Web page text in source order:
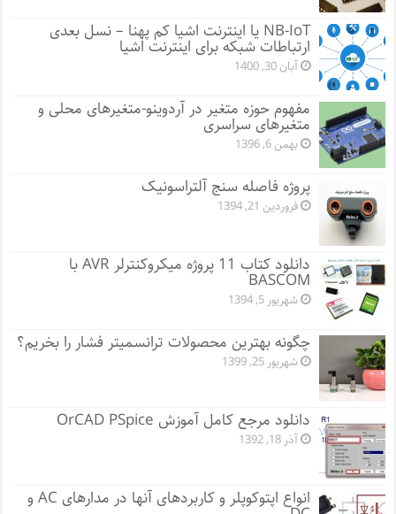
NB-IoT یا اینترنت اشیا کم پهنا – نسل بعدی
ارتباطات شبکه برای اینترنت اشیا
آبان 30, 1400
مفهوم حوزه متغیر در آردوینو-متغیرهای محلی و
متغیرهای سراسری
بهمن 6, 1396
پروژه فاصله سنج آلتراسونیک
فروردین 21, 1394
دانلود کتاب 11 پروژه میکروکنترلر AVR با
BASCOM
شهریور 5, 1394
چگونه بهترین محصولات ترانسمیتر فشار را بخریم؟
شهریور 25, 1399
دانلود مرجع کامل آموزش OrCAD PSpice
آذر 18, 1392
انواع اپتوکوپلر و کاربردهای آنها در مدارهای AC و